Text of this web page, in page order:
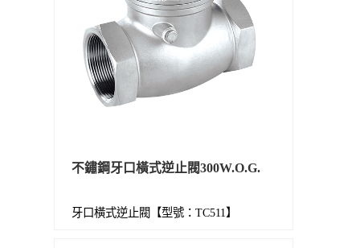
不鏽鋼牙口橫式逆止閥300W.O.G.
牙口橫式逆止閥【型號：TC511】